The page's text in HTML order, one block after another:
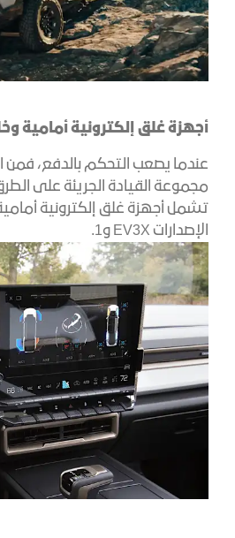
أجهزة غلق إلكترونية أمامية
عندما يصعب التحكم بالدفع، فمن
مجموعة القيادة الجريئة على
تشمل أجهزة غلق إلكترونية
الإصدارات EV3X و1.